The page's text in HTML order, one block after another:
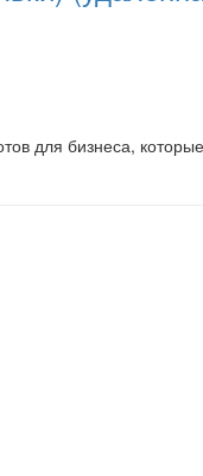
для бизнеса,